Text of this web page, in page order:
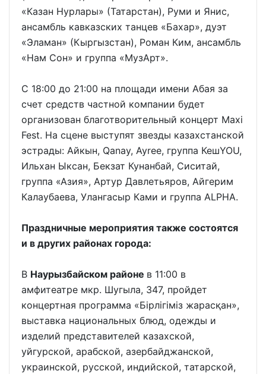
«Казан Нурлары» (Татарстан), Руми и Янис,
ансамбль кавказских танцев «Бахар», дуэт
«Эламан» (Кыргызстан), Роман Ким, ансамбль
«Нам Сон» и группа «МузАрт».
С 18:00 до 21:00 на площади имени Абая за
счет средств частной компании будет
организован благотворительный концерт Maxi
Fest. На сцене выступят звезды казахстанской
эстрады: Айкын, Qanay, Ayree, группа КешYOU,
Ильхан Ыксан, Бекзат Кунанбай, Сиситай,
группа «Азия», Артур Давлетьяров, Айгерим
Калаубаева, Улангасыр Ками и группа ALPHA.
Праздничные мероприятия также состоятся
и в других районах города:
В Наурызбайском районе в 11:00 в
амфитеатре мкр. Шугыла, 347, пройдет
концертная программа «Бірлігіміз жарасқан»,
выставка национальных блюд, одежды и
изделий представителей казахской,
уйгурской, арабской, азербайджанской,
украинской, русской, индийской, татарской,